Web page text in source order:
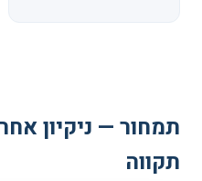
תמחור — ניקיון
תקווה